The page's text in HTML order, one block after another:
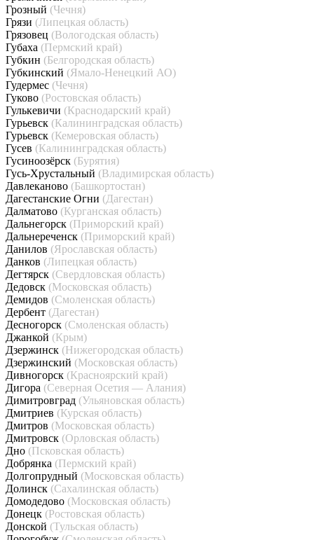
Грозный (Чечня)
Грязи (Липецкая область)
Грязовец (Вологодская область)
Губаха (Пермский край)
Губкин (Белгородская область)
Губкинский (Ямало-Ненецкий АО)
Гудермес (Чечня)
Гуково (Ростовская область)
Гулькевичи (Краснодарский край)
Гурьевск (Калининградская область)
Гурьевск (Кемеровская область)
Гусев (Калининградская область)
Гусиноозёрск (Бурятия)
Гусь-Хрустальный (Владимирская область)
Давлеканово (Башкортостан)
Дагестанские Огни (Дагестан)
Далматово (Курганская область)
Дальнегорск (Приморский край)
Дальнереченск (Приморский край)
Данилов (Ярославская область)
Данков (Липецкая область)
Дегтярск (Свердловская область)
Дедовск (Московская область)
Демидов (Смоленская область)
Дербент (Дагестан)
Десногорск (Смоленская область)
Джанкой (Крым)
Дзержинск (Нижегородская область)
Дзержинский (Московская область)
Дивногорск (Красноярский край)
Дигора (Северная Осетия — Алания)
Димитровград (Ульяновская область)
Дмитриев (Курская область)
Дмитров (Московская область)
Дмитровск (Орловская область)
Дно (Псковская область)
Добрянка (Пермский край)
Долгопрудный (Московская область)
Долинск (Сахалинская область)
Домодедово (Московская область)
Донецк (Ростовская область)
Донской (Тульская область)